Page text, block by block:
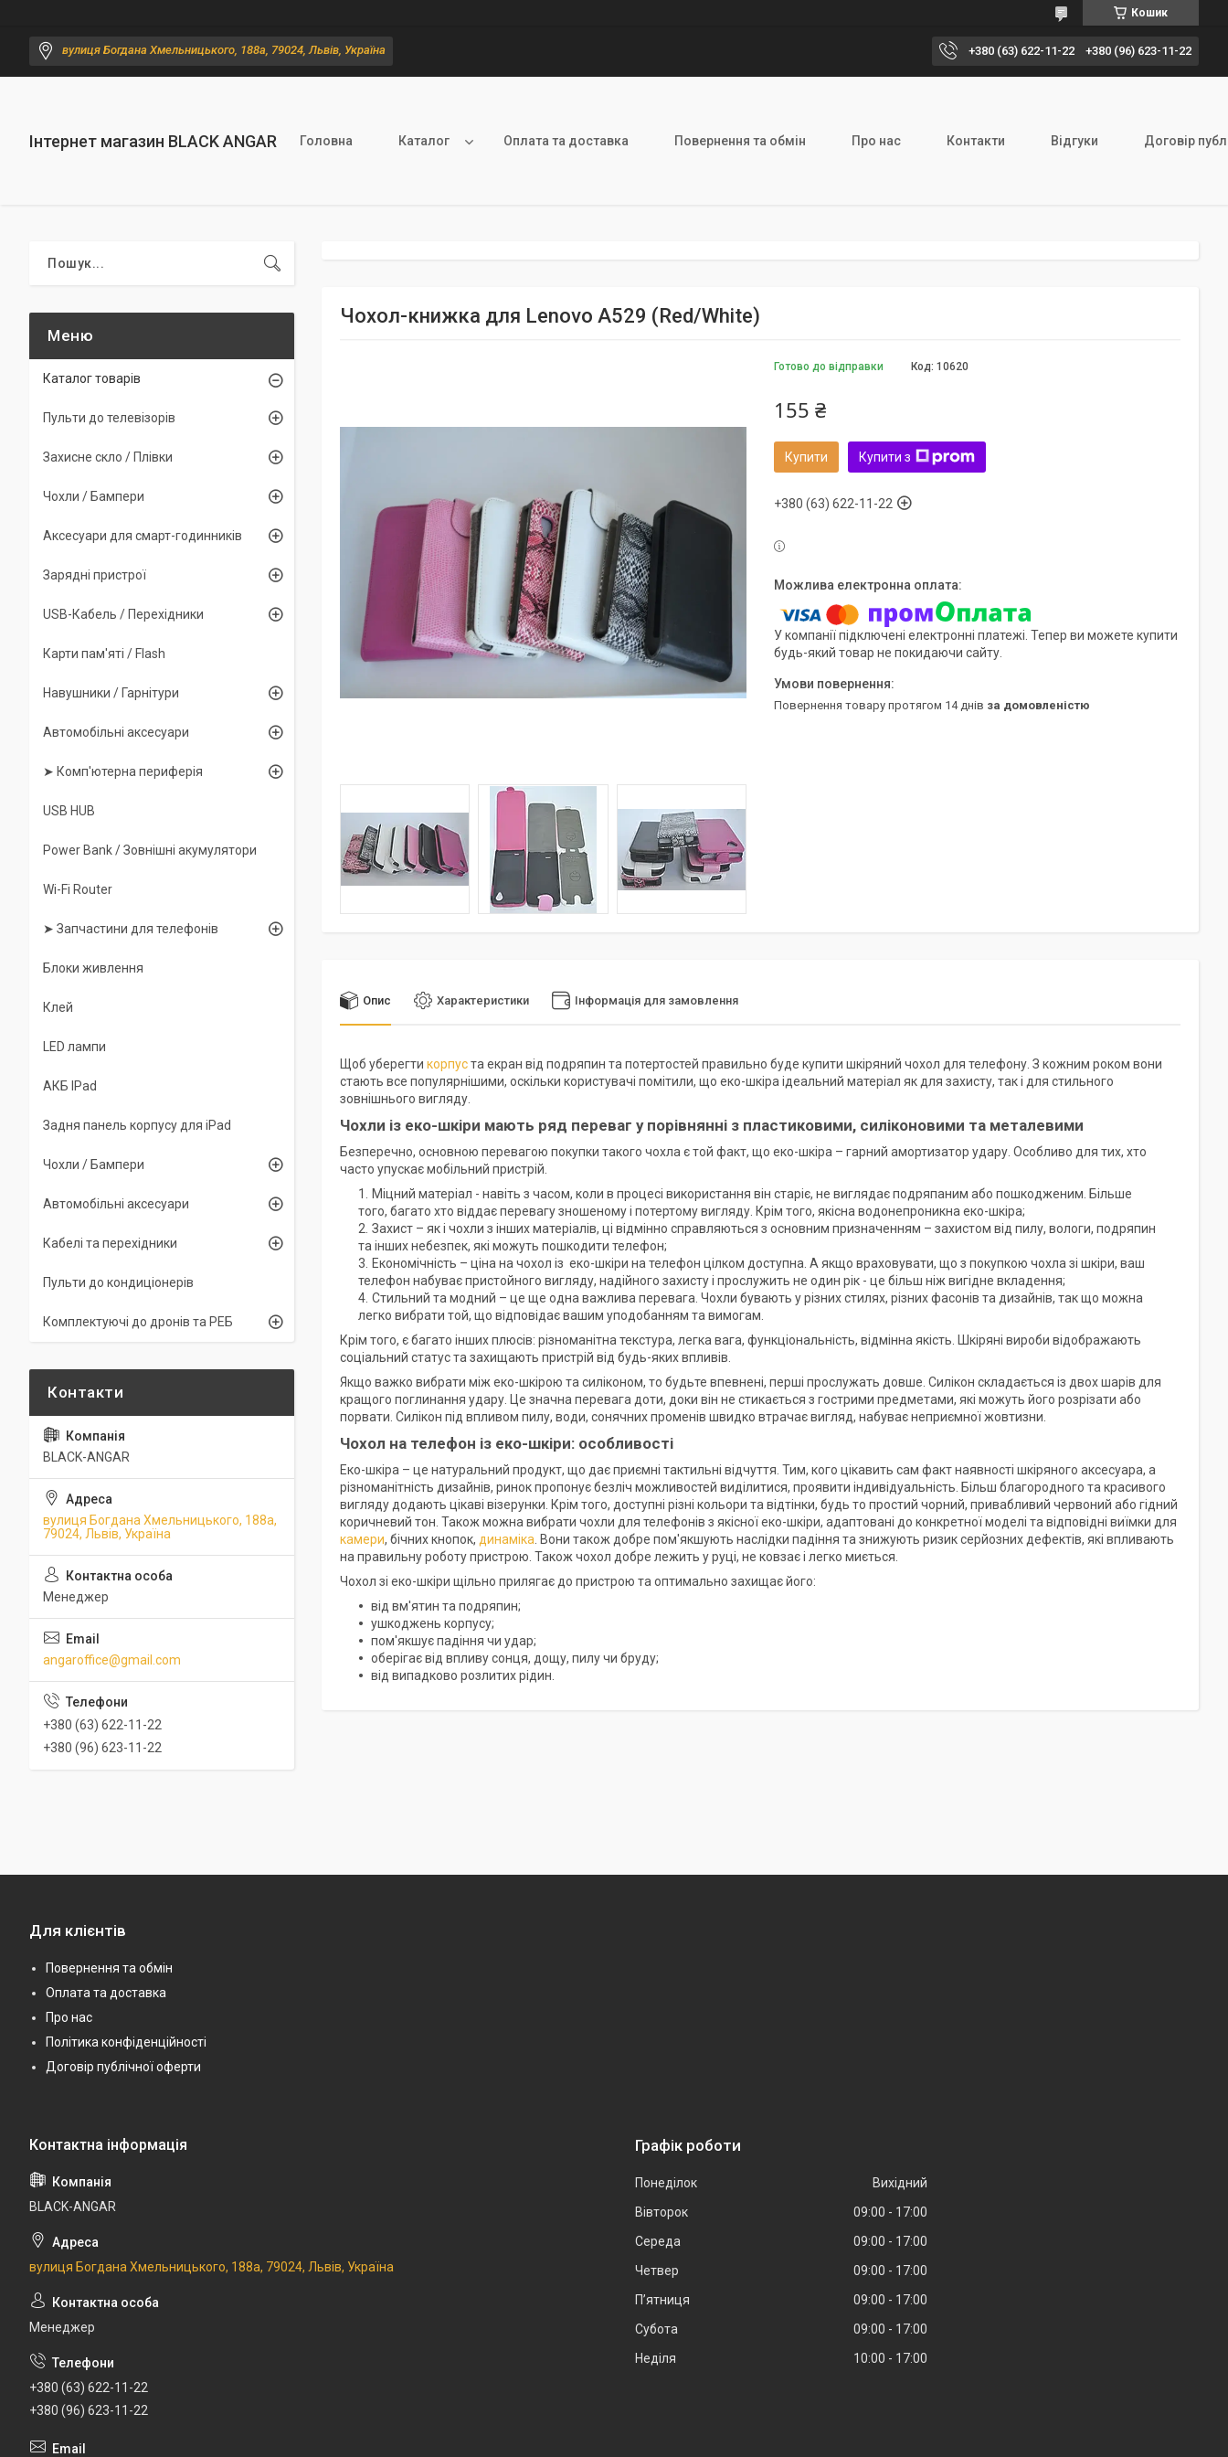
Кошик
вулиця Богдана Хмельницького, 188а, 79024, Львів, Україна +380 (63) 622-11-22 +380 (96) 623-11-22
Інтернет магазин BLACK ANGAR Головна Каталог Оплата та доставка Повернення та обмін Про нас Контакти Відгуки Договір
Чохол-книжка для Lenovo A529 (Red/White)
Готово до відправки Код: 10620
155 ₴
Купити Купити з
+380 (63) 622-11-22
У компанії підключені електронні платежі. Тепер ви можете купити
будь-який товар не покидаючи сайту.
повернення товару протягом 14 днів за домовленістю
Опис Характеристики Інформація для замовлення
Щоб уберегти корпуста екран від подряпин та потертостей правильно буде купити шкіряний чохол для телефону. З кожним роком вони
стають все популярнішими, оскільки користувачі помітили, що еко-шкіра ідеальний матеріал як для захисту, так і для стильного
зовнішнього вигляду.
Чохли із еко-шкіри мають ряд переваг у порівнянні з пластиковими, силіконовими та металевими
Безперечно, основною перевагою покупки такого чохла є той факт, що еко-шкіра – гарний амортизатор удару. Особливо для тих, хто
часто упускає мобільний пристрій.
Міцний матеріал - навіть з часом, коли в процесі використання він старіє, не виглядає подряпаним або пошкодженим. Більше
того, багато хто віддає перевагу зношеному і потертому вигляду. Крім того, якісна водонепроникна еко-шкіра;
Захист – як і чохли з інших матеріалів, ці відмінно справляються з основним призначенням – захистом від пилу, вологи, подряпин
та інших небезпек, які можуть пошкодити телефон;
Економічність – ціна на чохол із еко-шкіри на телефон цілком доступна. А якщо враховувати, що з покупкою чохла зі шкіри, ваш
телефон набуває пристойного вигляду, надійного захисту і прослужить не один рік - це більш ніж вигідне вкладення;
Стильний та модний – це ще одна важлива перевага. Чохли бувають у різних стилях, різних фасонів та дизайнів, так що можна
легко вибрати той, що відповідає вашим уподобанням та вимогам.
Крім того, є багато інших плюсів: різноманітна текстура, легка вага, функціональність, відмінна якість. Шкіряні вироби відображають
соціальний статус та захищають пристрій від будь-яких впливів.
Якщо важко вибрати між еко-шкірою та силіконом, то будьте впевнені, перші прослужать довше. Силікон складається із двох шарів для
кращого поглинання удару. Це значна перевага доти, доки він не стикається з гострими предметами, які можуть його розрізати або
порвати. Силікон під впливом пилу, води, сонячних променів швидко втрачає вигляд, набуває неприємної жовтизни.
Чохол на телефон із еко-шкіри: особливості
Еко-шкіра – це натуральний продукт, що дає приємні тактильні відчуття. Тим, кого цікавить сам факт наявності шкіряного аксесуара, а
різноманітність дизайнів, ринок пропонує безліч можливостей виділитися, проявити індивідуальність. Більш благородного та красивого
вигляду додають цікаві візерунки. Крім того, доступні різні кольори та відтінки, будь то простий чорний, привабливий червоний або гідний
коричневий тон. Також можна вибрати чохли для телефонів з якісної еко-шкіри, адаптовані до конкретної моделі та відповідні виїмки для
камери, бічних кнопок, динаміка . Вони також добре пом'якшують наслідки падіння та знижують ризик серйозних дефектів, які впливають
на правильну роботу пристрою. Також чохол добре лежить у руці, не ковзає і легко миється.
Чохол зі еко-шкіри щільно прилягає до пристрою та оптимально захищає його:
від вм'ятин та подряпин;
ушкоджень корпусу;
пом'якшує падіння чи удар;
оберігає від впливу сонця, дощу, пилу чи бруду;
від випадково розлитих рідин.
Каталог товарів
Пульти до телевізорів
Захисне скло / Плівки
Чохли / Бампери
Аксесуари для смарт-годинників
Зарядні пристрої
USB-Кабель / Перехідники
Карти пам'яті / Flash
Навушники / Гарнітури
Автомобільні аксесуари
➤ Комп'ютерна периферія
USB HUB
Power Bank / Зовнішні акумулятори
Wi-Fi Router
➤ Запчастини для телефонів
Блоки живлення
Клей
LED лампи
АКБ IPad
Задня панель корпусу для iPad
Чохли / Бампери
Автомобільні аксесуари
Кабелі та перехідники
Пульти до кондиціонерів
Комплектуючі до дронів та РЕБ
BLACK-ANGAR
вулиця Богдана Хмельницького, 188а,
79024, Львів, Україна
Менеджер
angaroffice@gmail.com
+380 (63) 622-11-22
+380 (96) 623-11-22
Для клієнтів
Повернення та обмін
Оплата та доставка
Про нас
Політика конфіденційності
Договір публічної оферти
BLACK-ANGAR
вулиця Богдана Хмельницького, 188а, 79024, Львів, Україна
Менеджер
+380 (63) 622-11-22
+380 (96) 623-11-22
Графік роботи
Понеділок
Вихідний
Вівторок
09:00
17:00
Середа
09:00
17:00
Четвер
09:00
17:00
Пʼятниця
09:00
17:00
Субота
09:00
17:00
Неділя
10:00 17:00